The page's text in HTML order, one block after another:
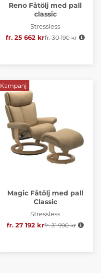
Reno Fåtölj med pall
classic
Stressless
fr. 25 662 krOrdinarie pris:
fr. 30 190 kr
Kampanj
Magic Fåtölj med pall
Classic
Stressless
fr. 27 192 krOrdinarie pris:
fr. 31 990 kr